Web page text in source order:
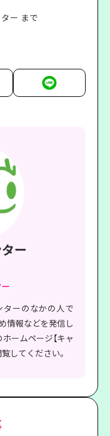
ー まで
ー
ーのなかの人で
情報などを発信し
ームページ【キャ
してください。